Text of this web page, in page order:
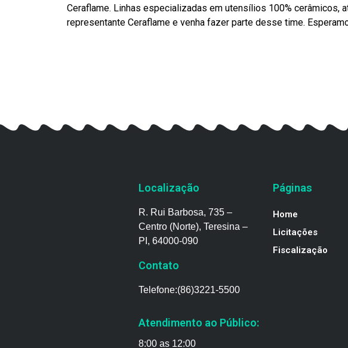
Ceraflame. Linhas especializadas em utensílios 100% cerâmicos,
representante Ceraflame e venha fazer parte desse time.
Localização
R. Rui Barbosa, 735 –
Centro (Norte), Teresina –
PI, 64000-090
Contato
Telefone:(86)3221-5500
Atendimento ao Público:
8:00 as 12:00
Páginas
Home
Licitações
Fiscalização